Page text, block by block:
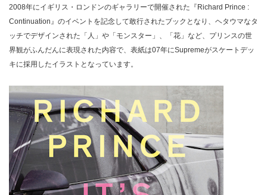
2008年にイギリス・ロンドンのギャラリーで開催された『Richard Prince :
Continuation』のイベントを記念して敢行されたブックとなり、ヘタウマなタ
ッチでデザインされた「人」や「モンスター」、「花」など、プリンスの世
界観がふんだんに表現された内容で、表紙は07年にSupremeがスケートデッ
キに採用したイラストとなっています。